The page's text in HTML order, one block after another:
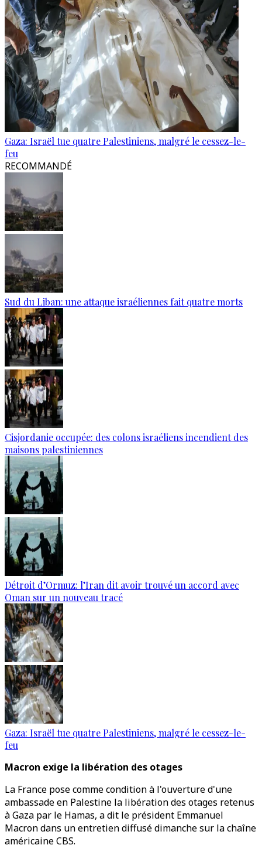
Gaza: Israël tue quatre Palestiniens, malgré le cessez-le-
feu
RECOMMANDÉ
Sud du Liban: une attaque israéliennes fait quatre morts
Cisjordanie occupée: des colons israéliens incendient des
maisons palestiniennes
Détroit d’Ormuz: l’Iran dit avoir trouvé un accord avec
Oman sur un nouveau tracé
Gaza: Israël tue quatre Palestiniens, malgré le cessez-le-
feu
Macron exige la libération des otages
La France pose comme condition à l'ouverture d'une
ambassade en Palestine la libération des otages retenus
à Gaza par le Hamas, a dit le président Emmanuel
Macron dans un entretien diffusé dimanche sur la chaîne
américaine CBS.